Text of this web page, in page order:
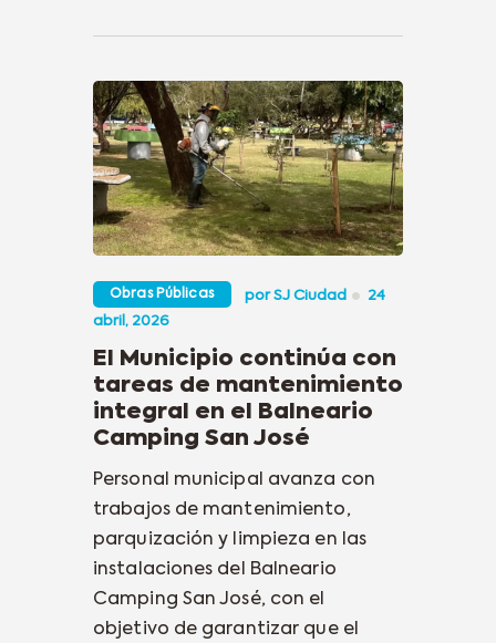
Obras Públicas porSJ Ciudad
24
abril, 2026
El Municipio continúa con
tareas de mantenimiento
integral en el Balneario
Camping San José
Personal municipal avanza con
trabajos de mantenimiento,
parquización y limpieza en las
instalaciones del Balneario
Camping San José, con el
objetivo de garantizar que el